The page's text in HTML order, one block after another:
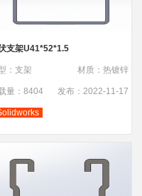
支架U41*52*1.5
：支架 材质：热镀锌
量：8404 发布：2022-11-17